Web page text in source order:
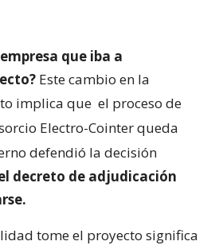
que iba a
Este cambio en la
implica que el proceso de
Electro-Cointer queda
defendió la decisión
decreto de adjudicación
tome el proyecto significa